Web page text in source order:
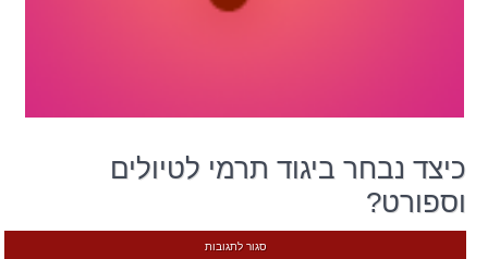
כיצד נבחר ביגוד תרמי לטיולים
וספורט?
סגור לתגובות